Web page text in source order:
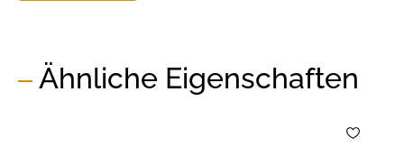
Ähnliche Eigenschaften